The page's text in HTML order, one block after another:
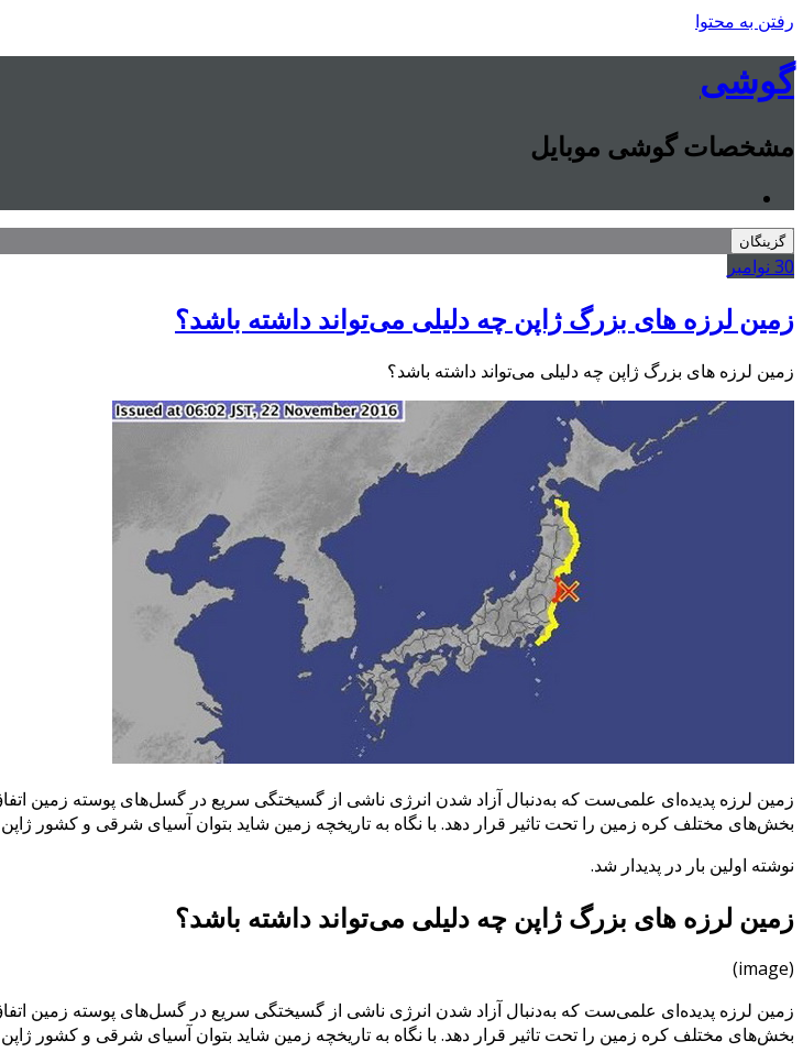
رفتن به محتوا
گوشی
مشخصات گوشی موبایل
گزینگان
30 نوامبر
زمین لرزه های بزرگ ژاپن چه دلیلی می‌تواند داشته باشد؟
زمین لرزه های بزرگ ژاپن چه دلیلی می‌تواند داشته باشد؟
زمین لرزه پدیده‌ای علمی‌ست که به‌دنبال آزاد شدن انرژی ناشی از گسیختگی سریع در گسل‌های پوسته زمین
بخش‌های مختلف کره زمین را تحت تاثیر قرار دهد. با نگاه به تاریخچه زمین شاید بتوان آسیای شرقی و کشور
نوشته اولین بار در پدیدار شد.
زمین لرزه های بزرگ ژاپن چه دلیلی می‌تواند داشته باشد؟
(image)
زمین لرزه پدیده‌ای علمی‌ست که به‌دنبال آزاد شدن انرژی ناشی از گسیختگی سریع در گسل‌های پوسته زمین
بخش‌های مختلف کره زمین را تحت تاثیر قرار دهد. با نگاه به تاریخچه زمین شاید بتوان آسیای شرقی و کشور